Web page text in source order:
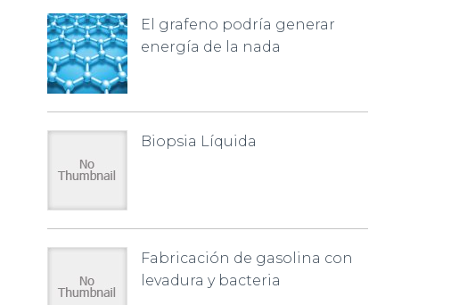
El grafeno podría generar
energía de la nada
Biopsia Líquida
Fabricación de gasolina con
levadura y bacteria